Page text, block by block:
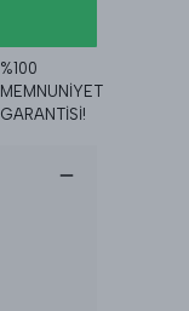
%100
MEMNUNİYET
GARANTİSİ!